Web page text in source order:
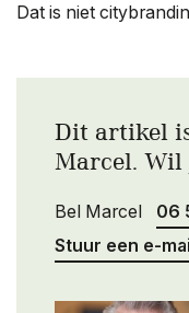
Dat is niet
Dit artikel
Marcel. Wil
Bel Marcel 06
Stuur een e-